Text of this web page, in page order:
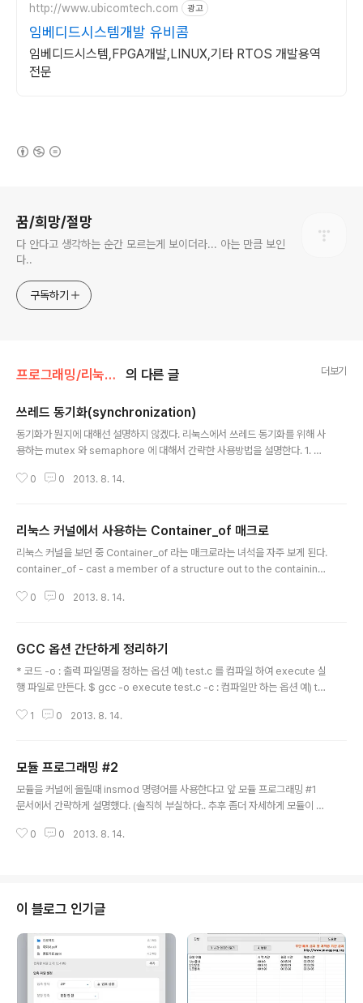
http://www.ubicomtech.com 광고
임베디드시스템개발 유비콤
임베디드시스템,FPGA개발,LINUX,기타 RTOS 개발용역
전문
꿈/희망/절망
다 안다고 생각하는 순간 모르는게 보이더라... 아는 만큼 보인
다..
구독하기
프로그래밍/리눅스 드라이버 의 다른 글 더보기
쓰레드 동기화(synchronization)
동기화가 뭔지에 대해선 설명하지 않겠다. 리눅스에서 쓰레드 동기화를 위해 사
용하는 mutex 와 semaphore 에 대해서 간략한 사용방법을 설명한다. 1. 뮤
를 사용한다. 이 pthread mutex는 프로세스간 동기화에도 사용할 수는 있으
ex, const pthread_mutexattr_t *mutexattr ); int pthread_mutex_lo
ck(pthread_mutex_t *mutex); int pthread_mutex_try..
0 0 2013. 8. 14.
리눅스 커널에서 사용하는 Container_of 매크로
리눅스 커널을 보던 중 Container_of 라는 매크로라는 녀석을 자주 보게 된다.
container_of - cast a member of a structure out to the containing
TS ptr the pointer to the member. type the type of the container
시작 주소를 구할 때 사용한다. 예를 들어 다음과 같은 경우에 사용된다. struc
t..
0 0 2013. 8. 14.
GCC 옵션 간단하게 정리하기
* 코드 -o : 출력 파일명을 정하는 옵션 예) test.c 를 컴파일 하여 execute 실
행 파일로 만든다. $ gcc -o execute test.c -c : 컴파일만 하는 옵션 예) te
서 include 하는 헤더의 위치를 지정한다. 예) 위 소스에서 lib.h 파일이 /hom
소스에서 libtest.a 파일이 /home/test/lib 에 존재 시 $ gcc –o execute t
est.c –I/h..
1 0 2013. 8. 14.
모듈 프로그래밍 #2
모듈을 커널에 올릴때 insmod 명령어를 사용한다고 앞 모듈 프로그래밍 #1
문서에서 간략하게 설명했다. (솔직히 부실하다.. 추후 좀더 자세하게 모듈이 커
d 명령어가 실행되면 커널은 해당 모듈의 초기화 함수를 호출한다. 또한 rmmo
함수, module_exit는 모듈을 커널에서 삭제시 호출된다. static int hello_m
odule_init(void) { printk(..
0 0 2013. 8. 14.
이 블로그 인기글